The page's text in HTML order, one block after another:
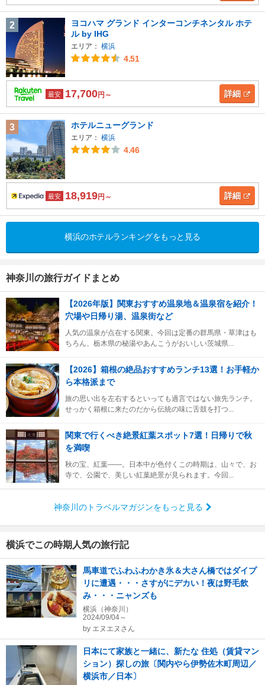
2
ヨコハマ グランド インターコンチネンタル ホテ
ル by IHG
エリア： 横浜
4.51
最安 17,700円～ 詳細
3 ホテルニューグランド
エリア： 横浜
4.46
最安 18,919円～ 詳細
横浜のホテルランキングをもっと見る
神奈川の旅行ガイドまとめ
【2026年版】関東おすすめ温泉地＆温泉宿を紹介！
穴場や日帰り湯、温泉街など
人気の温泉が点在する関東。今回は定番の群馬県・草津はも
ちろん、栃木県の秘湯やあんこうがおいしい茨城県...
【2026】箱根の絶品おすすめランチ13選！お手軽か
ら本格派まで
旅の思い出を左右するといっても過言ではない旅先ランチ。
せっかく箱根に来たのだから伝統の味に舌鼓を打つ...
関東で行くべき絶景紅葉スポット7選！日帰りで秋
を満喫
秋の宝、紅葉――。日本中が色付くこの時期は、山々で、お
寺で、公園で、美しい紅葉絶景が見られます。今回...
神奈川のトラベルマガジンをもっと見る
横浜でこの時期人気の旅行記
馬車道でふわふわかき氷＆大さん橋ではダイプ
リに遭遇・・・さすがにデカい！夜は野毛飲
み・・・ニャンズも
横浜（神奈川）
2024/09/04～
by エヌエヌさん
日本にて家族と一緒に、新たな 住処（賃貸マン
ション）探しの旅〔関内やら伊勢佐木町周辺／
横浜市／日本〕